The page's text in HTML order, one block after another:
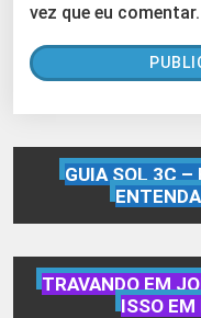
vez que eu comentar.
GUIA SQL 3C –
TRAVANDO EM
ISSO